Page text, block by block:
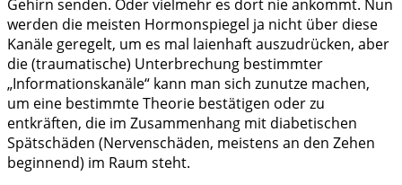
Gehirn senden. Oder vielmehr es dort nie ankommt. Nun
werden die meisten Hormonspiegel ja nicht über diese
Kanäle geregelt, um es mal laienhaft auszudrücken, aber
die (traumatische) Unterbrechung bestimmter
„Informationskanäle“ kann man sich zunutze machen,
um eine bestimmte Theorie bestätigen oder zu
entkräften, die im Zusammenhang mit diabetischen
Spätschäden (Nervenschäden, meistens an den Zehen
beginnend) im Raum steht.